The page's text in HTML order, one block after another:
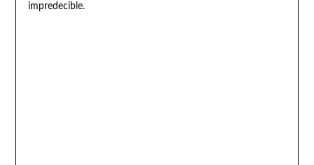
impredecible.